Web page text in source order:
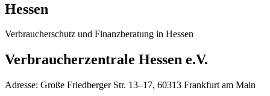
Hessen
Verbraucherschutz und Finanzberatung in Hessen
Verbraucherzentrale Hessen e.V.
Adresse: Große Friedberger Str. 13–17, 60313 Frankfurt am Main